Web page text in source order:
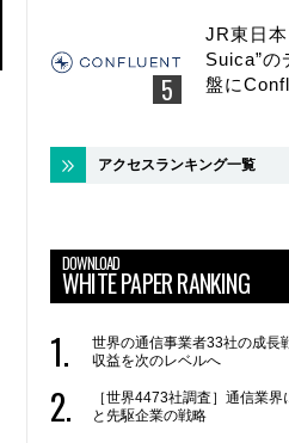
JR東日本
Suica”の
盤に
アクセスランキング一覧
DOWNLOAD
WHITE PAPER RANKING
世界の通信事業者33社の成長
収益を次のレベルへ
［世界4473社調査］通信業
と先駆企業の戦略